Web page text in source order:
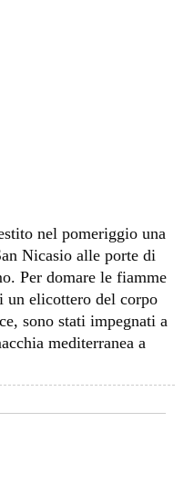
nel pomeriggio una
Nicasio alle porte di
Per domare le fiamme
un elicottero del corpo
sono stati impegnati a
mediterranea a